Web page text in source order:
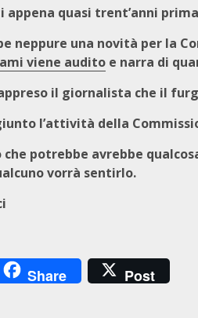
appena quasi trent’anni
neppure una novità per la
viene audito e narra di
il giornalista che il
l’attività della
che potrebbe avrebbe
vorrà sentirlo.
Share Post